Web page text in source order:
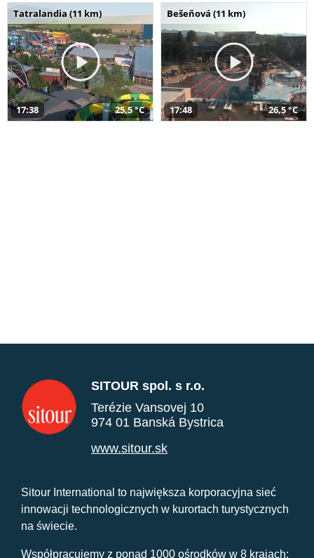
Tatralandia (11 km)
17:38 25,5 °C
Bešeňová (11 km)
17:48 26,5 °C
SITOUR spol. s r.o.
Terézie Vansovej 10
974 01 Banská Bystrica
www.sitour.sk
Sitour International to największa korporacyjna sieć
innowacji technologicznych w kurortach turystycznych
na świecie.
Współpracujemy z ponad 1000 ośrodków w 8 krajach: